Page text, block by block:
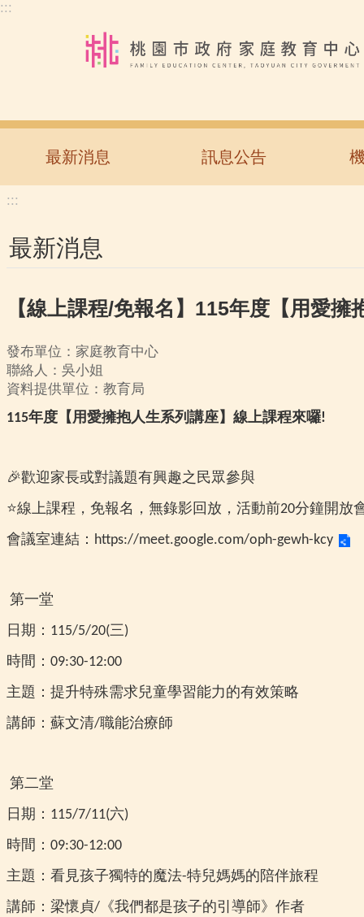
跳到主要內容區塊
:::
最新消息 訊息公告
:::
最新消息
【線上課程/免報名】115年度【用愛擁
發布單位：家庭教育中心
聯絡人：吳小姐
資料提供單位：教育局
115年度 【用愛擁抱人生系列講座】線上課程來囉!
🎉歡迎家長或對議題有興趣之民眾參與
⭐線上課程，免報名，無錄影回放，活動前20分鐘開放
會議室連結： https://meet.google.com/oph-gewh-kcy
第一堂
日期： 115/5/20(三)
時間： 09:30-12:00
主題： 提升特殊需求兒童學習能力的有效策略
講師：蘇文清/職能治療師
第二堂
日期： 115/7/11(六)
時間： 09:30-12:00
主題 ：看見孩子獨特的魔法-特兒媽媽的陪伴旅程
講師：梁懷貞/ 《我們都是孩子的引導師》作者